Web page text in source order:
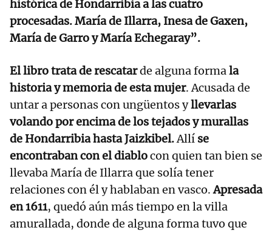
histórica de Hondarribia a las cuatro
procesadas. María de Illarra, Inesa de Gaxen,
María de Garro y María Echegaray”.
El libro trata de rescatarde alguna formala
historia y memoria de esta mujer. Acusada de
untar a personas con ungüentos yllevarlas
volando por encima de los tejados y murallas
de Hondarribia hasta Jaizkibel.Allí se
encontraban con el diablocon quien tan bien se
llevaba María de Illarra que solía tener
relaciones con él y hablaban en vasco.Apresada
en 1611, quedó aún más tiempo en la villa
amurallada, donde de alguna forma tuvo que